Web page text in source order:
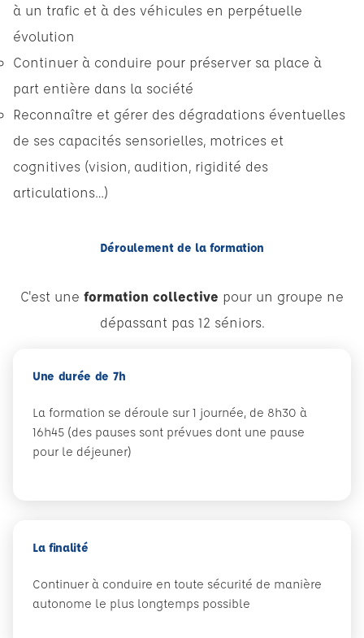
à un trafic et à des véhicules en perpétuelle
évolution
Continuer à conduire pour préserver sa place à
part entière dans la société
Reconnaître et gérer des dégradations éventuelles
de ses capacités sensorielles, motrices et
cognitives (vision, audition, rigidité des
articulations…)
Déroulement de la formation
C'est une formation collective pour un groupe ne
dépassant pas 12 séniors.
Une durée de 7h
La formation se déroule sur 1 journée, de 8h30 à
16h45 (des pauses sont prévues dont une pause
pour le déjeuner)
La finalité
Continuer à conduire en toute sécurité de manière
autonome le plus longtemps possible